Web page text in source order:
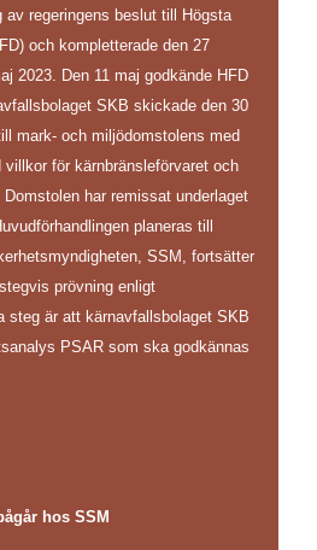
av regeringens beslut till Högsta
och kompletterade den 27
2023. Den 11 maj godkände HFD
SKB skickade den 30
mark- och miljödomstolens med
villkor för kärnbränsleförvaret och
har remissat underlaget
planeras till
SSM, fortsätter
prövning enligt
steg är att kärnavfallsbolaget SKB
PSAR som ska godkännas
hos SSM